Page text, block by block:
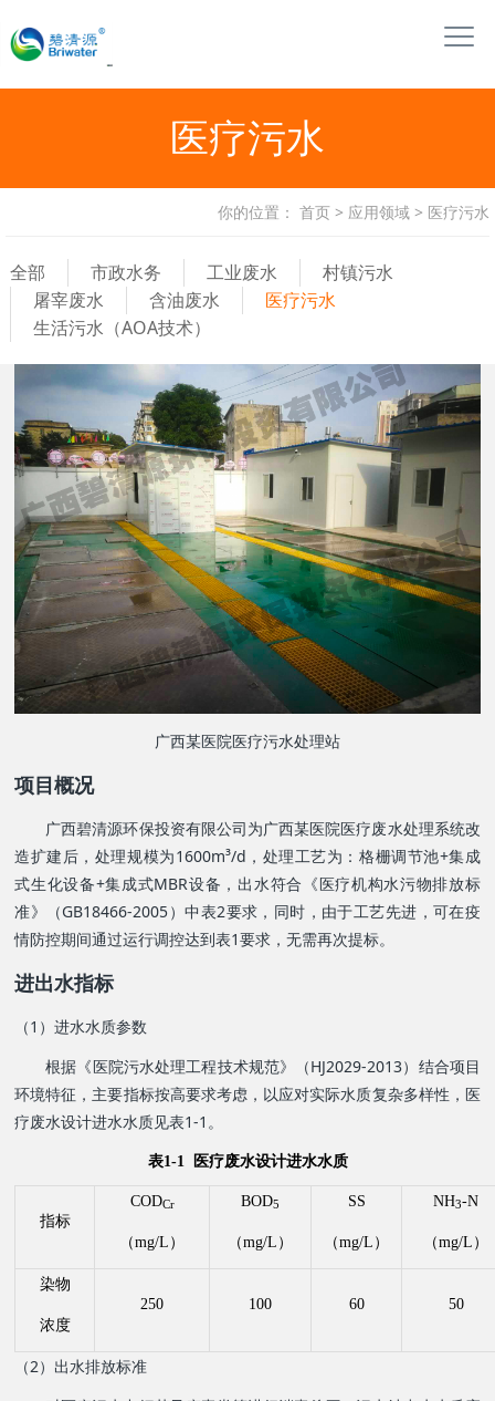
医疗污水
你的位置： 首页 > 应用领域 > 医疗污水
全部 市政水务 工业废水
村镇污水
屠宰废水
含油废水
医疗污水
生活污水（AOA技术）
广西某医院医疗污水处理站
项目概况
广西碧清源环保投资有限公司为广西某医院医疗废水处理系统改
造扩建后，处理规模为1600m³/d，处理工艺为：格栅调节池+集成
式生化设备+集成式MBR设备，出水符合《医疗机构水污物排放标
准》（GB18466-2005）中表2要求，同时，由于工艺先进，可在疫
情防控期间通过运行调控达到表1要求，无需再次提标。
进出水指标
（1）进水水质参数
根据《医院污水处理工程技术规范》（HJ2029-2013）结合项目
环境特征，主要指标按高要求考虑，以应对实际水质复杂多样性，医
疗废水设计进水水质见表1-1。
表1-1 医疗废水设计进水水质
指标
CODCr
（mg/L ）
BOD5
（mg/L ）
SS
（mg/L ）
NH3-N
（mg/L ）
染物
浓度
250 100 60 50
（2）出水排放标准